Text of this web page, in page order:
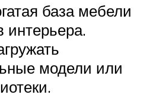
база мебели
интерьера.
модели или